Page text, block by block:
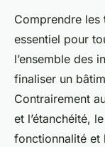
Comprendre les
essentiel pour
l’ensemble des
finaliser un
Contrairement
et l’étanchéité,
fonctionnalité et